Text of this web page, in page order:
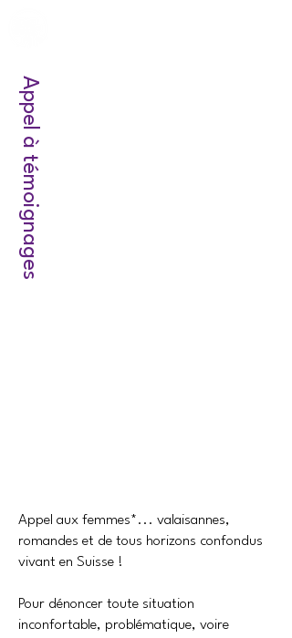
Appel à témoignages
Appel aux femmes*... valaisannes,
romandes et de tous horizons confondus
vivant en Suisse !
Pour dénoncer toute situation
inconfortable, problématique, voire